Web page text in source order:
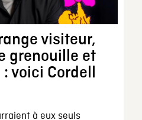
visiteur,
grenouille et
voici Cordell
à eux seuls